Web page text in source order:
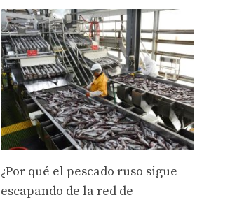
¿Por qué el pescado ruso sigue
escapando de la red de